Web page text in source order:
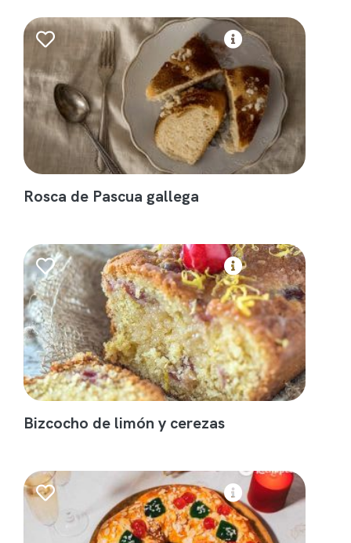
Rosca de Pascua gallega
Bizcocho de limón y cerezas